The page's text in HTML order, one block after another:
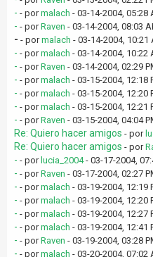
- - pormalach - 03-14-2004, 05:28
- - porRaven - 03-14-2004, 08:03
- - pormalach - 03-14-2004, 10:21
- - pormalach - 03-14-2004, 10:22
- - porRaven - 03-14-2004, 02:29
- - pormalach - 03-15-2004, 12:18
- - pormalach - 03-15-2004, 12:20
- - pormalach - 03-15-2004, 12:21
- - porRaven - 03-15-2004, 04:04
Re: Quiero hacer amigos - por
Re: Quiero hacer amigos - por
- - por lucia_2004- 03-17-2004,
- - porRaven - 03-17-2004, 02:27
- - pormalach - 03-19-2004, 12:19
- - pormalach - 03-19-2004, 12:20
- - pormalach - 03-19-2004, 12:27
- - pormalach - 03-19-2004, 12:41
- - porRaven - 03-19-2004, 03:28
- - pormalach - 03-20-2004, 07:02